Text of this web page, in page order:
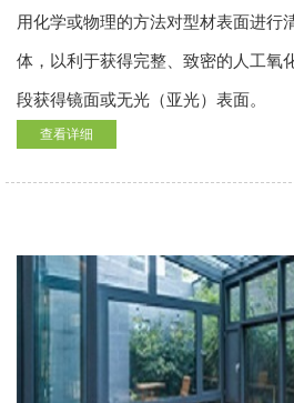
用化学或物理的方法对型材表面进行
体，以利于获得完整、致密的人工氧
段获得镜面或无光（亚光）表面。
查看详细